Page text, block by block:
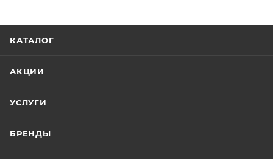
КАТАЛОГ
АКЦИИ
УСЛУГИ
БРЕНДЫ